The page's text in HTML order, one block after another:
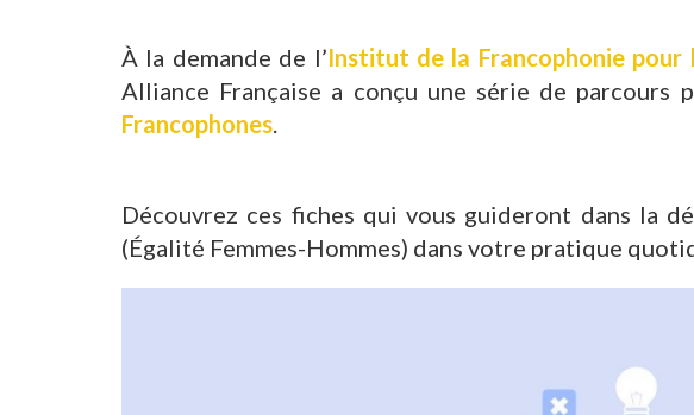
À la demande de l’Institut de la Francophonie pour
Alliance Française a conçu une série de parcours
Francophones.
Découvrez ces fiches qui vous guideront dans la
(Égalité Femmes-Hommes) dans votre pratique